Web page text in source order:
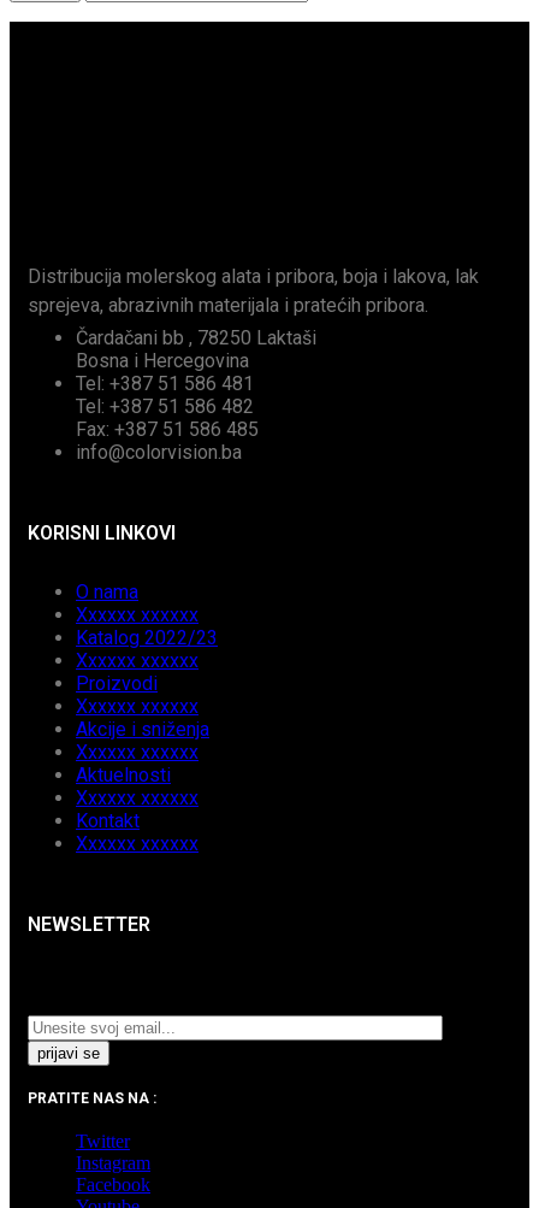
Distribucija molerskog alata i pribora, boja i lakova, lak
sprejeva, abrazivnih materijala i pratećih pribora.
Čardačani bb , 78250 Laktaši
Bosna i Hercegovina
Tel: +387 51 586 481
Tel: +387 51 586 482
Fax: +387 51 586 485
info@colorvision.ba
KORISNI LINKOVI
O nama
Xxxxxx xxxxxx
Katalog 2022/23
Xxxxxx xxxxxx
Proizvodi
Xxxxxx xxxxxx
Akcije i sniženja
Xxxxxx xxxxxx
Aktuelnosti
Xxxxxx xxxxxx
Kontakt
Xxxxxx xxxxxx
NEWSLETTER
PRATITE NAS NA :
Twitter
Instagram
Facebook